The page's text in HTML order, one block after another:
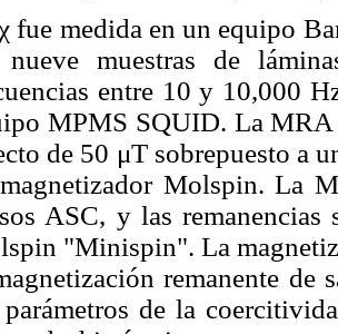
fue medida en un equipo
nueve muestras de
entre 10 y 10,000
MPMS SQUID. La MRA
de 50 μT sobrepuesto a
Molspin. La
ASC, y las
"Minispin". La
remanente
de la